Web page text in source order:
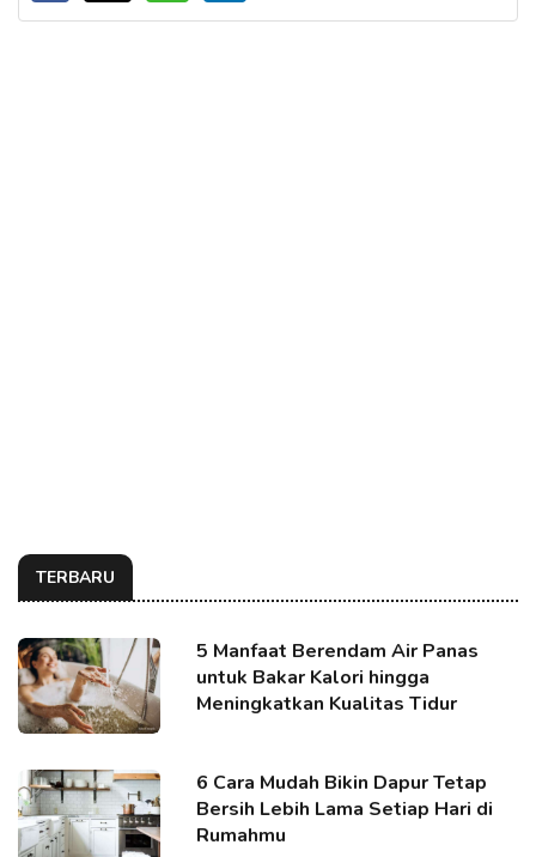
TERBARU
5 Manfaat Berendam Air Panas
untuk Bakar Kalori hingga
Meningkatkan Kualitas Tidur
6 Cara Mudah Bikin Dapur Tetap
Bersih Lebih Lama Setiap Hari di
Rumahmu